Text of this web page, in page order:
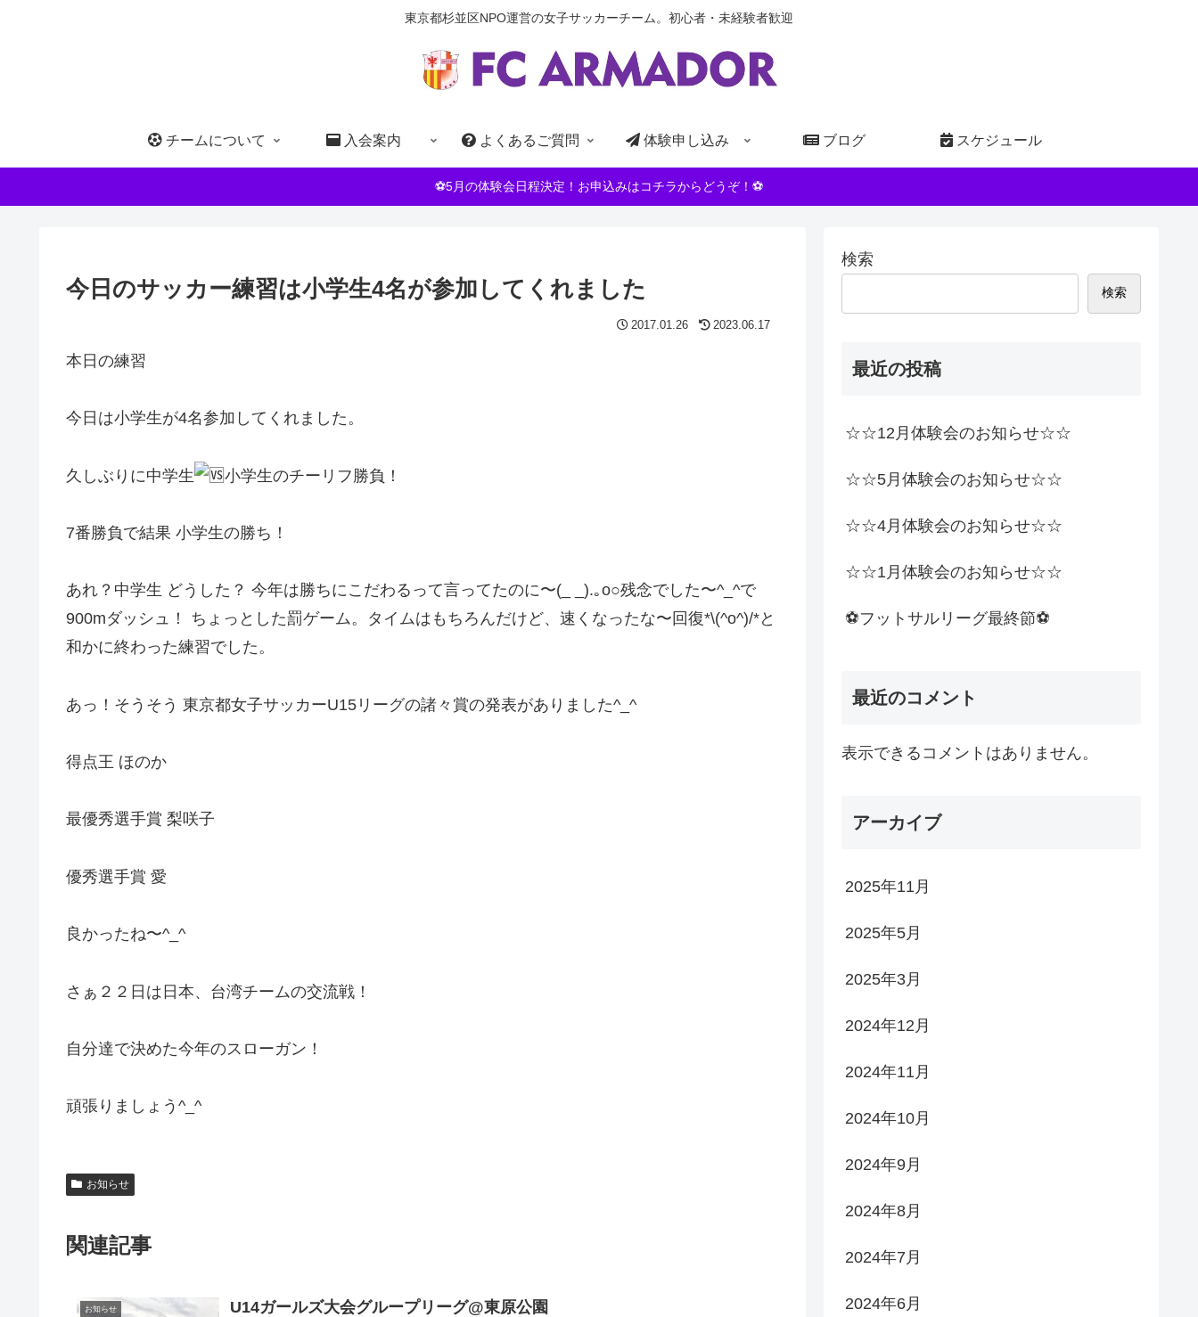
東京都杉並区NPO運営の女子サッカーチーム。初心者・未経験者歓迎
チームについて 入会案内 よくあるご質問 体験申し込み ブログ スケジュール
⚽5月の体験会日程決定！お申込みはコチラからどうぞ！⚽
今日のサッカー練習は小学生4名が参加してくれました
2017.01.26 2023.06.17
本日の練習
今日は小学生が4名参加してくれました。
久しぶりに中学生 小学生のチーリフ勝負！
7番勝負で結果 小学生の勝ち！
あれ？中学生 どうした？ 今年は勝ちにこだわるって言ってたのに〜(_ _).｡o○残念でした〜^_^で
900mダッシュ！ ちょっとした罰ゲーム。タイムはもちろんだけど、速くなったな〜回復*\(^o^)/*と
和かに終わった練習でした。
あっ！そうそう 東京都女子サッカーU15リーグの諸々賞の発表がありました^_^
得点王 ほのか
最優秀選手賞 梨咲子
優秀選手賞 愛
良かったね〜^_^
さぁ２２日は日本、台湾チームの交流戦！
自分達で決めた今年のスローガン！
頑張りましょう^_^
お知らせ
関連記事
お知らせ U14ガールズ大会グループリーグ@東原公園
検索
検索
最近の投稿
☆☆12月体験会のお知らせ☆☆
☆☆5月体験会のお知らせ☆☆
☆☆4月体験会のお知らせ☆☆
☆☆1月体験会のお知らせ☆☆
⚽️フットサルリーグ最終節⚽️
最近のコメント
表示できるコメントはありません。
アーカイブ
2025年11月
2025年5月
2025年3月
2024年12月
2024年11月
2024年10月
2024年9月
2024年8月
2024年7月
2024年6月